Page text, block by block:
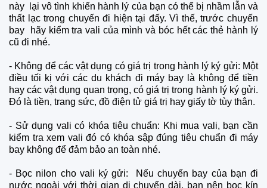
này lại vô tình khiến hành lý của bạn có thể bị nhầm lẫn và
thất lạc trong chuyến đi hiện tại đấy. Vì thế, trước chuyến
bay hãy kiểm tra vali của mình và bóc hết các thẻ hành lý
cũ đi nhé.
- Không để các vật dụng có giá trị trong hành lý ký gửi: Một
điều tối kị với các du khách đi máy bay là không để tiền
hay các vật dụng quan trọng, có giá trị trong hành lý ký gửi.
Đó là tiền, trang sức, đồ điện tử giá trị hay giấy tờ tùy thân.
- Sử dụng vali có khóa tiêu chuẩn: Khi mua vali, bạn cần
kiểm tra xem vali đó có khóa sập đúng tiêu chuẩn đi máy
bay không để đảm bảo an toàn nhé.
- Bọc nilon cho vali ký gửi: Nếu chuyến bay của bạn đi
nước ngoài với thời gian di chuyển dài, bạn nên bọc kín